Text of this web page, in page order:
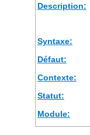
Description:
Syntaxe:
Défaut:
Contexte:
Statut:
Module: